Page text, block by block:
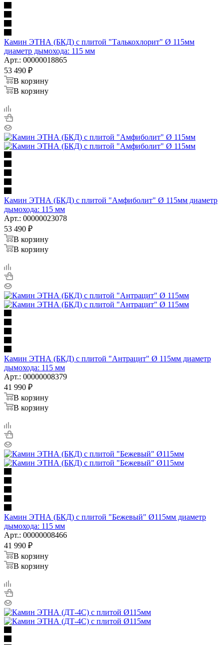
Камин ЭТНА (БКД) с плитой "Талькохлорит" Ø 115мм
диаметр дымохода: 115 мм
Арт.: 00000018865
53 490 ₽
В корзину
В корзину
Камин ЭТНА (БКД) с плитой "Амфиболит" Ø 115мм диаметр
дымохода: 115 мм
Арт.: 00000023078
53 490 ₽
В корзину
В корзину
Камин ЭТНА (БКД) с плитой "Антрацит" Ø 115мм диаметр
дымохода: 115 мм
Арт.: 00000008379
41 990 ₽
В корзину
В корзину
Камин ЭТНА (БКД) с плитой "Бежевый" Ø115мм диаметр
дымохода: 115 мм
Арт.: 00000008466
41 990 ₽
В корзину
В корзину